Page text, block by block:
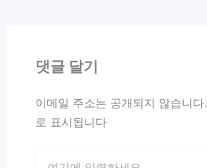
댓글 달기
이메일 주소는 공개되지 않습니다.
로 표시됩니다